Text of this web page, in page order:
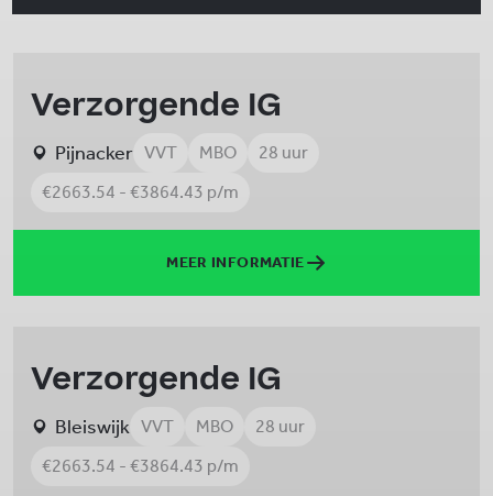
Verzorgende IG
Pijnacker VVT MBO
28 uur
€2663.54 - €3864.43 p/m
MEER INFORMATIE
Verzorgende IG
Bleiswijk VVT MBO
28 uur
€2663.54 - €3864.43 p/m